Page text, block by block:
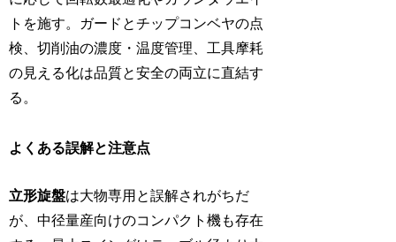
トを施す。ガードとチップコンベヤの点
検、切削油の濃度・温度管理、工具摩耗
の見える化は品質と安全の両立に直結す
る。
よくある誤解と注意点
立形旋盤は大物専用と誤解されがちだ
が、中径量産向けのコンパクト機も存在